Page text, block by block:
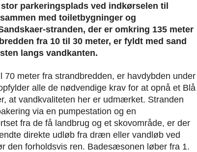
parkeringsplads ved indkørselen til
med toiletbygninger og
stranden, der er omkring 135 meter
fra 10 til 30 meter, er fyldt med sand
langs vandkanten.
70 meter fra strandbredden, er havdybden under
alle de nødvendige krav for at opnå et Blå
at vandkvaliteten her er udmærket. Stranden
via en pumpestation og en
fra de få landbrug og et skovområde, er der
direkte udløb fra dræn eller vandløb ved
den forholdsvis ren. Badesæsonen løber fra 1.